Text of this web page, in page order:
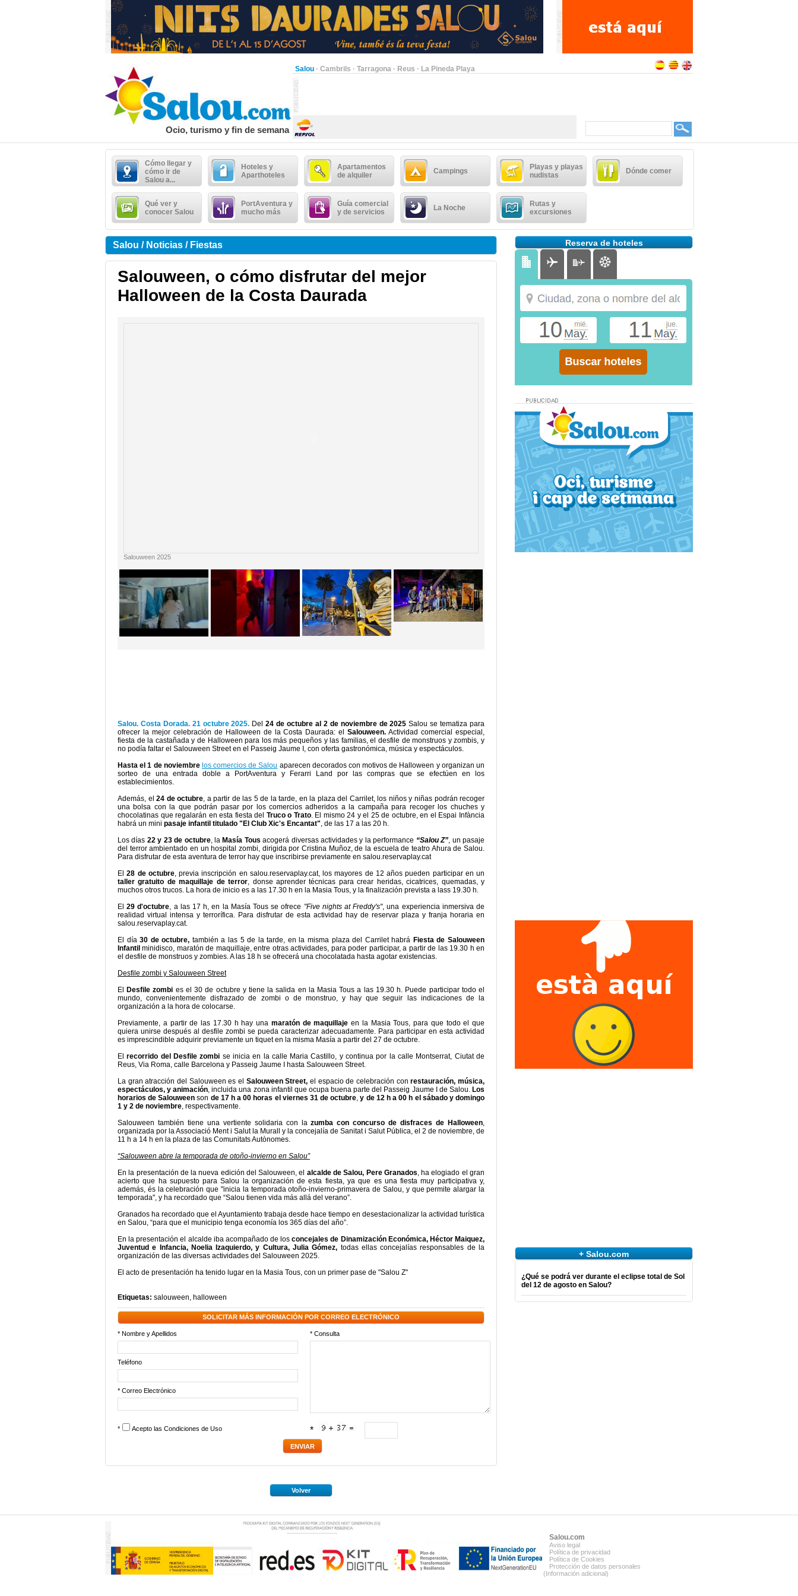
Salou · Cambrils · Tarragona · Reus · La Pineda Playa
Ocio, turismo y fin de semana
Cómo llegar y
cómo ir de
Salou a...
Hoteles y
Aparthoteles
Apartamentos
de alquiler
Campings
Playas y playas
nudistas
Dónde comer
Qué ver y
conocer Salou
PortAventura y
mucho más
Guía comercial
y de servicios
La Noche
Rutas y
excursiones
Salou / Noticias / Fiestas
Salouween, o cómo disfrutar del mejor
Halloween de la Costa Daurada
Salouween 2025
Salou. Costa Dorada. 21 octubre 2025. Del24 de octubre al 2 de noviembre de 2025 Salou se tematiza para
ofrecer la mejor celebración de Halloween de la Costa Daurada: elSalouween. Actividad comercial especial,
fiesta de la castañada y de Halloween para los más pequeños y las familias, el desfile de monstruos y zombis, y
no podía faltar el Salouween Street en el Passeig Jaume I, con oferta gastronómica, música y espectáculos.
Hasta el 1 de noviembre los comercios de Salou aparecen decorados con motivos de Halloween y organizan un
sorteo de una entrada doble a PortAventura y Ferarri Land por las compras que se efectúen en los
establecimientos.
Además, el 24 de octubre, a partir de las 5 de la tarde, en la plaza del Carrilet, los niños y niñas podrán recoger
una bolsa con la que podrán pasar por los comercios adheridos a la campaña para recoger los chuches y
chocolatinas que regalarán en esta fiesta del Truco o Trato. El mismo 24 y el 25 de octubre, en el Espai Infància
habrá un mini pasaje infantil titulado "El Club Xic's Encantat", de las 17 a las 20 h.
Los días 22 y 23 de octubre, la Masía Tous acogerá diversas actividades y la performance “Salou Z”, un pasaje
del terror ambientado en un hospital zombi, dirigida por Cristina Muñoz, de la escuela de teatro Ahura de Salou.
Para disfrutar de esta aventura de terror hay que inscribirse previamente en salou.reservaplay.cat
El28 de octubre, previa inscripción en salou.reservaplay.cat, los mayores de 12 años pueden participar en un
taller gratuito de maquillaje de terror, donse aprender técnicas para crear heridas, cicatrices, quemadas, y
muchos otros trucos. La hora de inicio es a las 17.30 h en la Masia Tous, y la finalización prevista a lass 19.30 h.
El 29 d'octubre, a las 17 h, en la Masía Tous se ofrece "Five nights at Freddy's", una experiencia inmersiva de
realidad virtual intensa y terrorífica. Para disfrutar de esta actividad hay de reservar plaza y franja horaria en
salou.reservaplay.cat.
El día30 de octubre, también a las 5 de la tarde, en la misma plaza del Carrilet habrá Fiesta de Salouween
Infantil minidisco, maratón de maquillaje, entre otras actividades, para poder participar, a partir de las 19.30 h en
el desfile de monstruos y zombies. A las 18 h se ofrecerá una chocolatada hasta agotar existencias.
Desfile zombi y Salouween Street
El
Desfile zombi es el 30 de octubre y tiene la salida en la Masia Tous a las 19.30 h. Puede participar todo el
mundo, convenientemente disfrazado de zombi o de monstruo, y hay que seguir las indicaciones de la
organización a la hora de colocarse.
Previamente, a partir de las 17.30 h hay una maratón de maquillaje en la Masia Tous, para que todo el que
quiera unirse después al desfile zombi se pueda caracterizar adecuadamente. Para participar en esta actividad
es imprescindible adquirir previamente un tiquet en la misma Masía a partir del 27 de octubre.
Elrecorrido del Desfile zombi se inicia en la calle Maria Castillo, y continua por la calle Montserrat, Ciutat de
Reus, Via Roma, calle Barcelona y Passeig Jaume I hasta Salouween Street.
La gran atracción del Salouween es el Salouween Street, el espacio de celebración conrestauración, música,
espectáculos, y animación, incluida una zona infantil que ocupa buena parte del Passeig Jaume I de Salou. Los
horarios de Salouween son de 17 h a 00 horas el viernes 31 de octubre,y de 12 h a 00 h el sábado y domingo
1 y 2 de noviembre, respectivamente.
Salouween también tiene una vertiente solidaria con lazumba con concurso de disfraces de Halloween,
organizada por la Associació Ment i Salut la Murall y la concejalía de Sanitat i Salut Pública, el 2 de noviembre, de
11 h a 14 h en la plaza de las Comunitats Autònomes.
“Salouween abre la temporada de otoño-invierno en Salou”
En la presentación de la nueva edición del Salouween, el alcalde de Salou, Pere Granados, ha elogiado el gran
acierto que ha supuesto para Salou la organización de esta fiesta, ya que es una fiesta muy participativa y,
además, és la celebración que "inicia la temporada otoño-invierno-primavera de Salou, y que permite alargar la
temporada", y ha recordado que “Salou tienen vida más allá del verano”.
Granados ha recordado que el Ayuntamiento trabaja desde hace tiempo en desestacionalizar la actividad turística
en Salou, “para que el municipio tenga economía los 365 días del año”.
En la presentación el alcalde iba acompañado de losconcejales de Dinamización Económica, Héctor Maiquez,
Juventud e Infancia, Noelia Izaquierdo, y Cultura, Julia Gómez, todas ellas concejalías responsables de la
organización de las diversas actividades del Salouween 2025.
El acto de presentación ha tenido lugar en la Masia Tous, con un primer pase de "Salou Z"
Etiquetas: salouween, halloween
SOLICITAR MÁS INFORMACIÓN POR CORREO ELECTRÓNICO
* Nombre y Apellidos * Consulta
Teléfono
* Correo Electrónico
* Acepto las Condiciones de Uso *
Volver
Reserva de hoteles
+ Salou.com
¿Qué se podrá ver durante el eclipse total de Sol
del 12 de agosto en Salou?
Salou.com
Aviso legal
Política de privacidad
Política de Cookies
Protección de datos personales
(Información adicional)